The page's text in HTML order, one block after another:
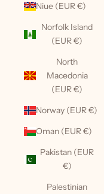
Niue (EUR €)
Norfolk Island
(EUR €)
North
Macedonia
(EUR €)
Norway (EUR €)
Oman (EUR €)
Pakistan (EUR
€)
Palestinian